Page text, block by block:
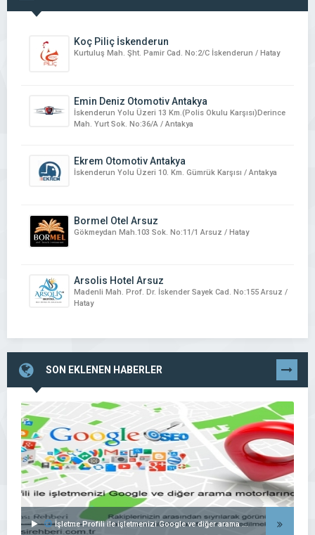
Koç Piliç İskenderun
Kurtuluş Mah. Şht. Pamir Cad. No:2/C İskenderun / Hatay
Emin Deniz Otomotiv Antakya
İskenderun Yolu Üzeri 13 Km.(Polis Okulu Karşısı)Derince
Mah. Yurt Sok. No:36/A / Antakya
Ekrem Otomotiv Antakya
İskenderun Yolu Üzeri 10. Km. Gümrük Karşısı / Antakya
Bormel Otel Arsuz
Gökmeydan Mah.103 Sok. No:11/1 Arsuz / Hatay
Arsolis Hotel Arsuz
Madenli Mah. Prof. Dr. İskender Sayek Cad. No:155 Arsuz /
Hatay
SON EKLENEN HABERLER TÜMÜNÜ
GÖR
İşletme Profili ile işletmenizi Google ve diğer arama motorlarında listeleyin..